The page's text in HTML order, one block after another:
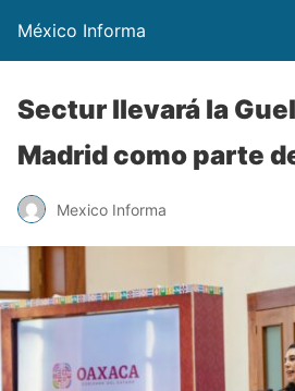
México Informa
Sectur llevará la
Madrid como parte
Mexico Informa